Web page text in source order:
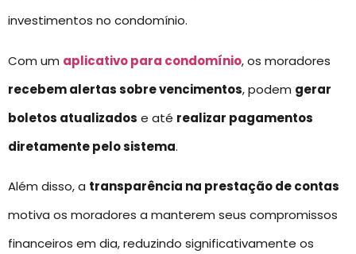
investimentos no condomínio.
Com um aplicativo para condomínio, os moradores
recebem alertas sobre vencimentos, podem gerar
boletos atualizados e até realizar pagamentos
diretamente pelo sistema.
Além disso, a transparência na prestação de contas
motiva os moradores a manterem seus compromissos
financeiros em dia, reduzindo significativamente os